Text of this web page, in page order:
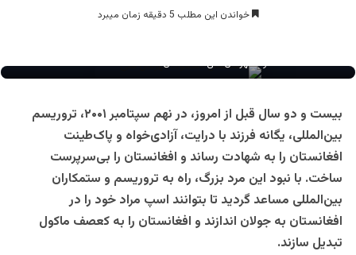
خواندن این مطلب 5 دقیقه زمان میبرد
احمد شاه مسعود، قهرمان ملی افغانستان
بیست و دو سال قبل از امروز، در نهم سپتامبر ۲۰۰۱، تروریسم
بین‌المللی، یگانه فرزند با درایت، آزادی‌خواه و پاک‌طینت
افغانستان را به شهادت رساند و افغانستان را بی‌سرپرست
ساخت. با نبود این مرد بزرگ، راه به تروریسم و ستمکاران
بین‌المللی مساعد گردید تا بتوانند اسپ مراد خود را در
افغانستان به جولان اندازند و افغانستان را به کعصف ماکول
تبدیل سازند.